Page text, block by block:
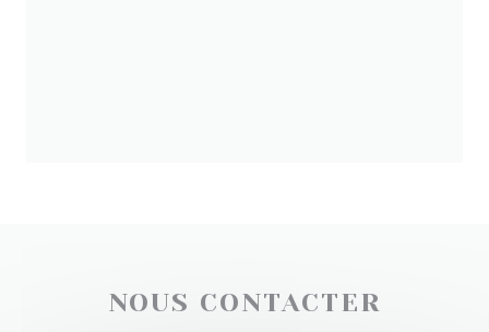
NOUS CONTACTER